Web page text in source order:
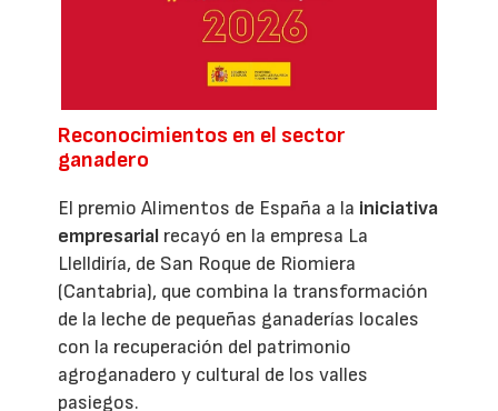
Reconocimientos en el sector
ganadero
El premio Alimentos de España a la iniciativa
empresarial recayó en la empresa La
Llelldiría, de San Roque de Riomiera
(Cantabria), que combina la transformación
de la leche de pequeñas ganaderías locales
con la recuperación del patrimonio
agroganadero y cultural de los valles
pasiegos.